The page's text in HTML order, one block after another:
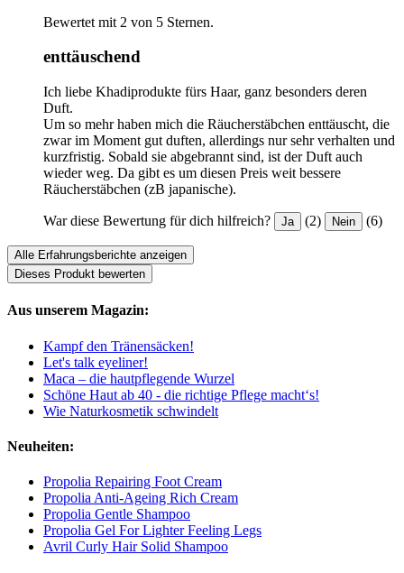
Bewertet mit 2 von 5 Sternen.
enttäuschend
Ich liebe Khadiprodukte fürs Haar, ganz besonders deren
Duft.
Um so mehr haben mich die Räucherstäbchen enttäuscht, die
zwar im Moment gut duften, allerdings nur sehr verhalten und
kurzfristig. Sobald sie abgebrannt sind, ist der Duft auch
wieder weg. Da gibt es um diesen Preis weit bessere
Räucherstäbchen (zB japanische).
War diese Bewertung für dich hilfreich? Ja (2) Nein (6)
Alle Erfahrungsberichte anzeigen
Dieses Produkt bewerten
Aus unserem Magazin:
Kampf den Tränensäcken!
Let's talk eyeliner!
Maca – die hautpflegende Wurzel
Schöne Haut ab 40 - die richtige Pflege macht‘s!
Wie Naturkosmetik schwindelt
Neuheiten:
Propolia Repairing Foot Cream
Propolia Anti-Ageing Rich Cream
Propolia Gentle Shampoo
Propolia Gel For Lighter Feeling Legs
Avril Curly Hair Solid Shampoo